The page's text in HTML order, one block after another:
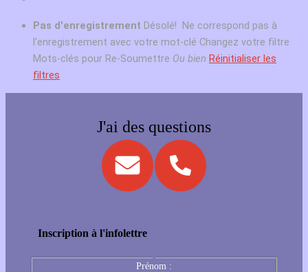
Pas d'enregistrement Désolé! Ne correspond pas à
l'enregistrement avec votre mot-clé Changez votre filtre
Mots-clés pour Re-Soumettre Ou bien Réinitialiser les
filtres
J'ai des questions
Inscription à l'infolettre
Prénom :